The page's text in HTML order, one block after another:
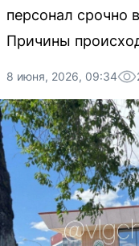
персонал срочно
Причины
8 июня, 2026, 09:34